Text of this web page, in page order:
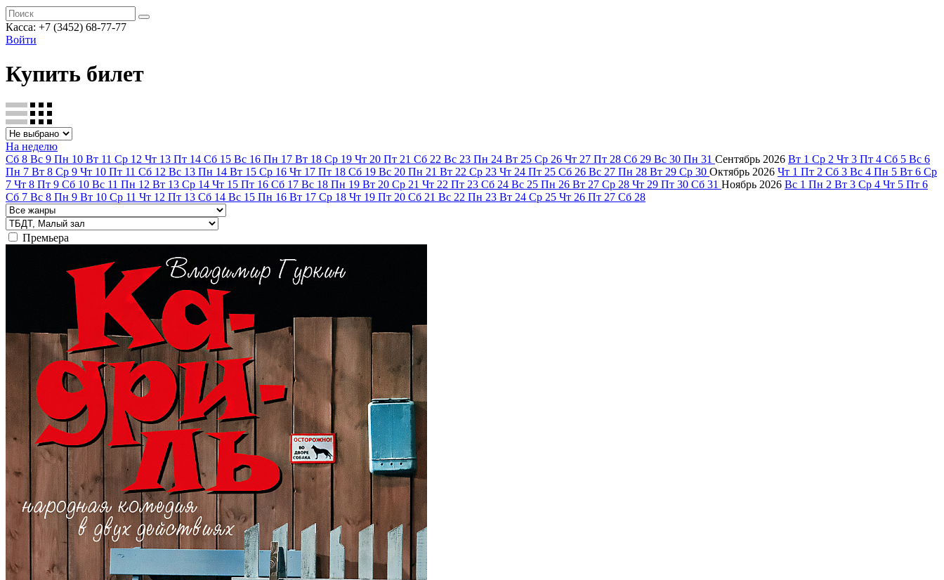
Касса: +7 (3452) 68-77-77
Войти
Купить билет
На неделю
Сб 8 Вс 9 Пн 10 Вт 11 Ср 12 Чт 13 Пт 14 Сб 15 Вс 16 Пн 17 Вт 18 Ср 19 Чт 20 Пт 21 Сб 22 Вс 23 Пн 24 Вт 25 Ср 26 Чт 27 Пт 28 Сб 29 Вс 30 Пн 31 Сентябрь 2026 Вт 1 Ср 2 Чт 3 Пт 4 Сб 5 Вс 6
Пн 7 Вт 8 Ср 9 Чт 10 Пт 11 Сб 12 Вс 13 Пн 14 Вт 15 Ср 16 Чт 17 Пт 18 Сб 19 Вс 20 Пн 21 Вт 22 Ср 23 Чт 24 Пт 25 Сб 26 Вс 27 Пн 28 Вт 29 Ср 30 Октябрь 2026 Чт 1 Пт 2 Сб 3 Вс 4 Пн 5 Вт 6 Ср
7 Чт 8 Пт 9 Сб 10 Вс 11 Пн 12 Вт 13 Ср 14 Чт 15 Пт 16 Сб 17 Вс 18 Пн 19 Вт 20 Ср 21 Чт 22 Пт 23 Сб 24 Вс 25 Пн 26 Вт 27 Ср 28 Чт 29 Пт 30 Сб 31 Ноябрь 2026 Вс 1 Пн 2 Вт 3 Ср 4 Чт 5 Пт 6
Сб 7 Вс 8 Пн 9 Вт 10 Ср 11 Чт 12 Пт 13 Сб 14 Вс 15 Пн 16 Вт 17 Ср 18 Чт 19 Пт 20 Сб 21 Вс 22 Пн 23 Вт 24 Ср 25 Чт 26 Пт 27 Сб 28
Премьера